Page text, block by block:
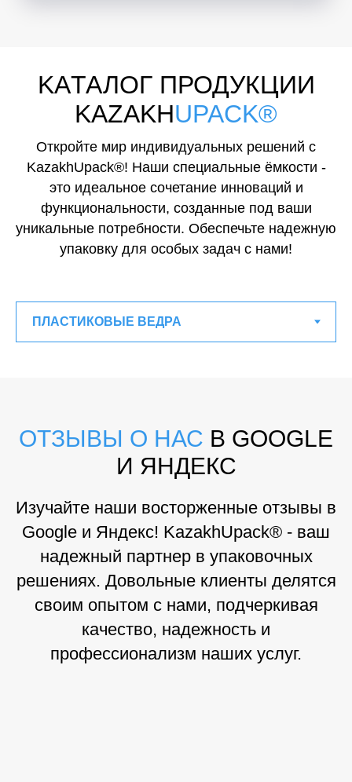
KAТАЛОГ ПРОДУКЦИИ
KAZAKHUPACK®
Откройте мир индивидуальных решений с
KazakhUpack®! Наши специальные ёмкости -
это идеальное сочетание инноваций и
функциональности, созданные под ваши
уникальные потребности. Обеспечьте надежную
упаковку для особых задач с нами!
ОТЗЫВЫ О НАС В GOOGLE
И ЯНДЕКС
Изучайте наши восторженные отзывы в
Google и Яндекс! KazakhUpack® - ваш
надежный партнер в упаковочных
решениях. Довольные клиенты делятся
своим опытом с нами, подчеркивая
качество, надежность и
профессионализм наших услуг.